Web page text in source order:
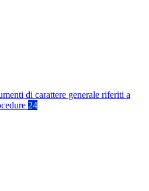
di carattere generale riferiti a
24